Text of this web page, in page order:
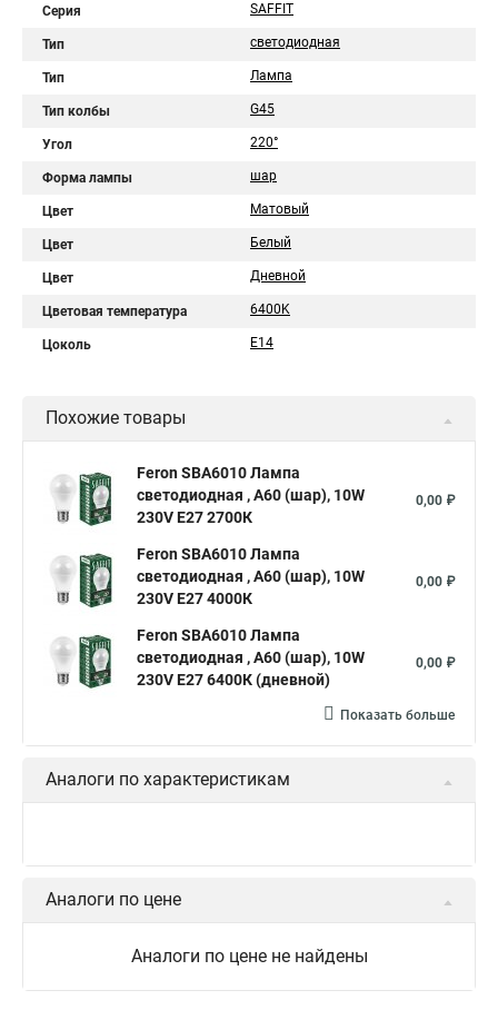
Серия SAFFIT
Тип светодиодная
Тип Лампа
Тип колбы G45
Угол 220°
Форма лампы шар
Цвет Матовый
Цвет Белый
Цвет Дневной
Цветовая температура 6400K
Цоколь E14
Похожие товары
Feron SBA6010 Лампа
светодиодная , A60 (шар), 10W
230V E27 2700К
0,00 ₽
Feron SBA6010 Лампа
светодиодная , A60 (шар), 10W
230V E27 4000К
0,00 ₽
Feron SBA6010 Лампа
светодиодная , A60 (шар), 10W
230V E27 6400К (дневной)
0,00 ₽
Показать больше
Аналоги по характеристикам
Аналоги по цене
Аналоги по цене не найдены